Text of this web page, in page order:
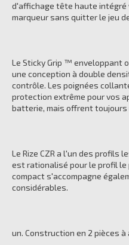
d'affichage tête haute
marqueur sans quitter le jeu
Le Sticky Grip ™ enveloppant
une conception à double
contrôle. Les poignées
protection extrême pour vos
batterie, mais offrent toujours
Le Rize CZR a l'un des profils
est rationalisé pour le profil
compact s'accompagne
considérables.
un. Construction en 2 pièces